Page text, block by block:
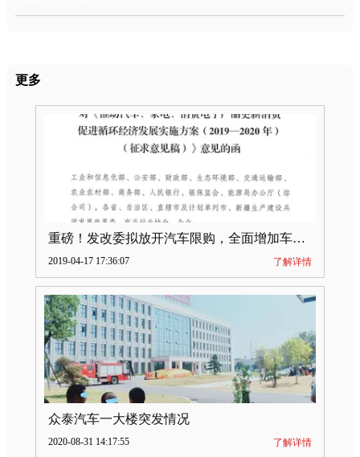
更多
重磅！发改委拟放开汽车限购，全面增加车牌指标
2019-04-17 17:36:07 了解详情
众泰汽车一大楼突发情况
2020-08-31 14:17:55 了解详情